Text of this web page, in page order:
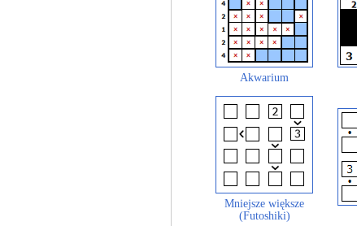
Akwarium
Mniejsze większe
(Futoshiki)